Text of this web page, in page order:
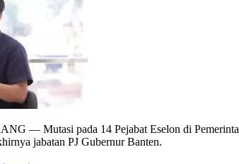
— Mutasi pada 14 Pejabat Eselon di
jabatan PJ Gubernur Banten.